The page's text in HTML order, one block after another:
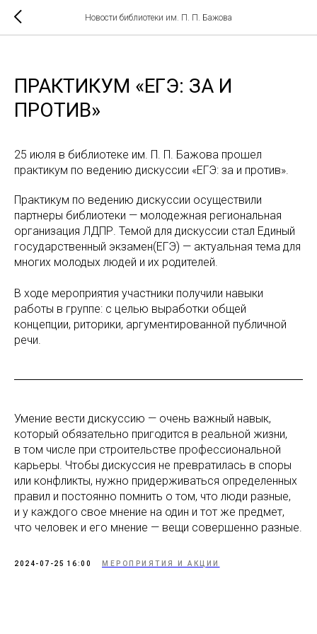
Новости библиотеки им. П. П. Бажова
ПРАКТИКУМ «ЕГЭ: ЗА И
ПРОТИВ»
25 июля в библиотеке им. П. П. Бажова прошел
практикум по ведению дискуссии «ЕГЭ: за и против».
Практикум по ведению дискуссии осуществили
партнеры библиотеки — молодежная региональная
организация ЛДПР. Темой для дискуссии стал Единый
государственный экзамен(ЕГЭ) — актуальная тема для
многих молодых людей и их родителей.
В ходе мероприятия участники получили навыки
работы в группе: с целью выработки общей
концепции, риторики, аргументированной публичной
речи.
Умение вести дискуссию — очень важный навык,
который обязательно пригодится в реальной жизни,
в том числе при строительстве профессиональной
карьеры. Чтобы дискуссия не превратилась в споры
или конфликты, нужно придерживаться определенных
правил и постоянно помнить о том, что люди разные,
и у каждого свое мнение на один и тот же предмет,
что человек и его мнение — вещи совершенно разные.
2024-07-25 16:00 МЕРОПРИЯТИЯ И АКЦИИ